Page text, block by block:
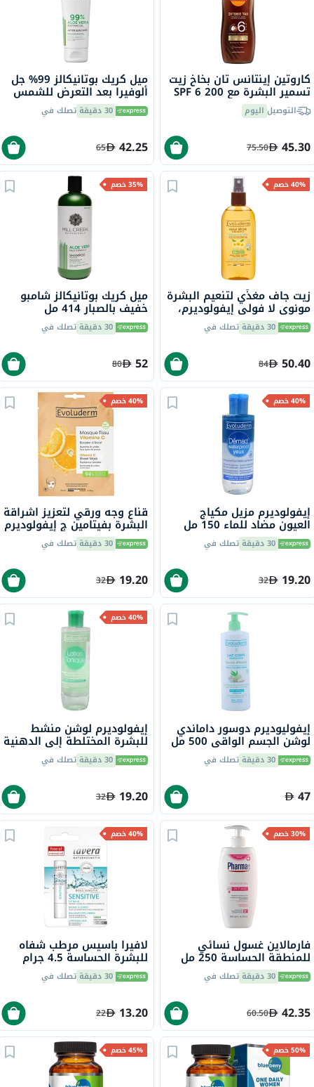
كاروتين إينتانس تان بخاخ زيت
تسمير البشرة مع SPF 6 200
ملالتوصيل اليوم
45.30
75.50
ميل كريك بوتانيكالز 99% جل
ألوفيرا بعد التعرض للشمس
236 مل 30 دقيقة تصلك في
42.25
65
40% خصم
زيت جاف مغذّي لتنعيم البشرة
مونوي لا فولي إيفولوديرم،
125 مل 30 دقيقة تصلك في
50.40
84
35% خصم
ميل كريك بوتانيكالز شامبو
خفيف بالصبار 414 مل
30 دقيقة تصلك في
52
80
40% خصم
إيفولوديرم مزيل مكياج
العيون مضاد للماء 150 مل
18297 30 دقيقة تصلك في
19.20
32
40% خصم
قناع وجه ورقي لتعزيز اشراقة
البشرة بفيتامين ج إيفولوديرم
30 دقيقة تصلك في
19.20
32
إيفوليوديرم دوسور داماندي
لوشن الجسم الواقي 500 مل
30 دقيقة تصلك في
47
40% خصم
إيفولوديرم لوشن منشط
للبشرة المختلطة إلى الدهنية
250 مل 16295 30 دقيقة تصلك في
19.20
32
30% خصم
فارمالاين غسول نسائي
للمنطقة الحساسة 250 مل
30 دقيقة تصلك في
42.35
60.50
40% خصم
لافيرا باسيس مرطب شفاه
للبشرة الحساسة 4.5 جرام
30 دقيقة تصلك في
13.20
22
50% خصم 45% خصم